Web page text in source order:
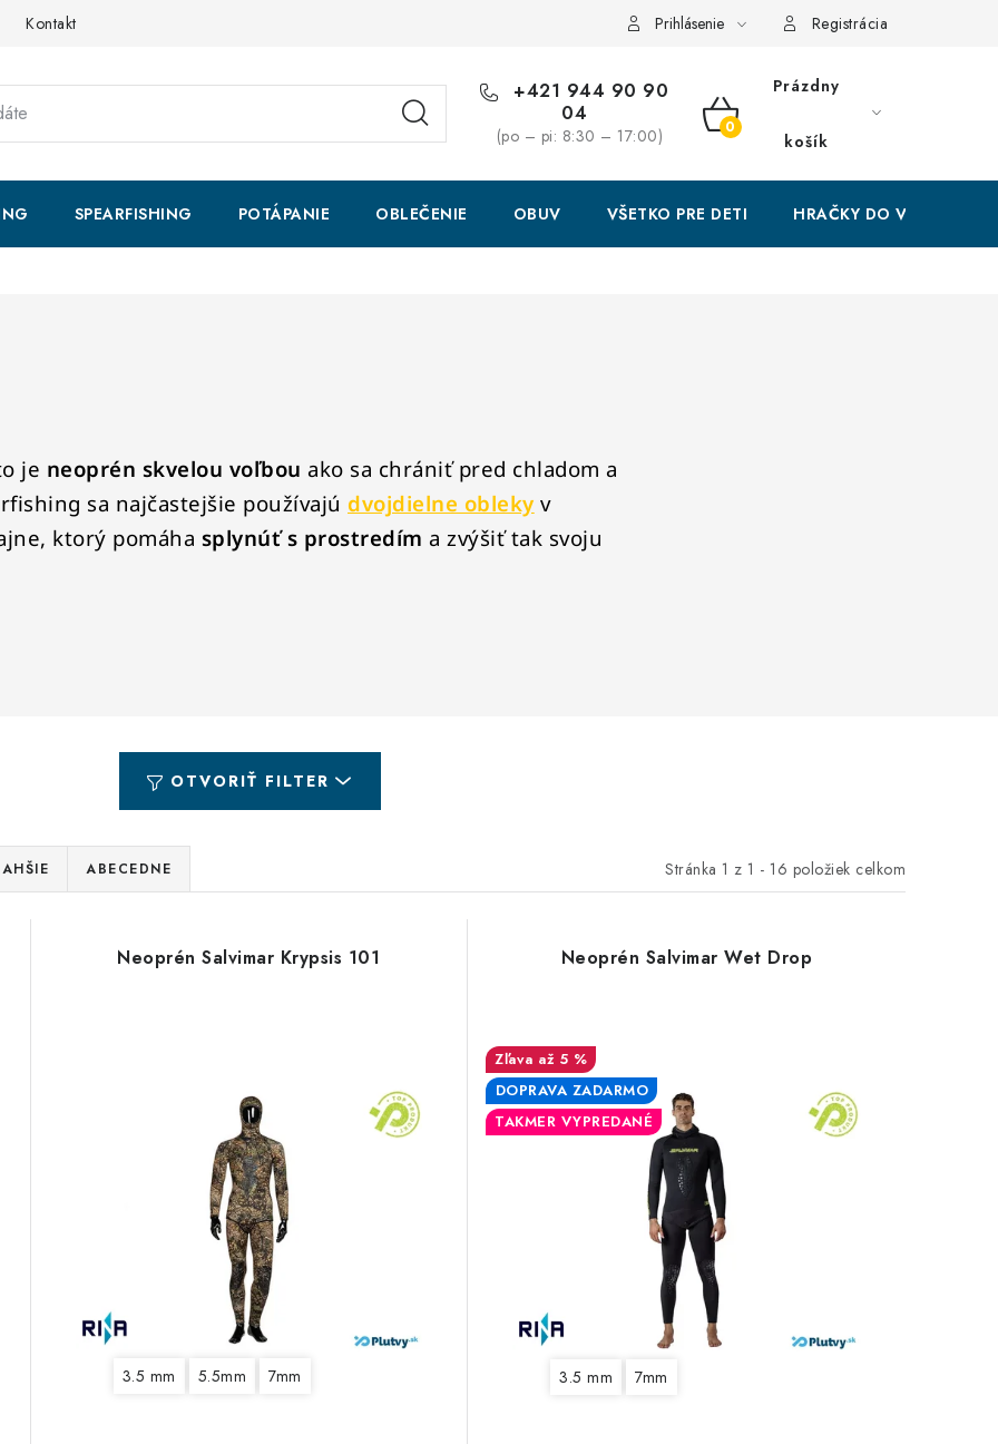
Kontakt Prihlásenie Registrácia
+421 944 90 90
04
(po – pi: 8:30 – 17:00)
NÁKUPNÝ
Prázdny
košík
SPEARFISHING POTÁPANIE OBLEČENIE OBUV VŠETKO PRE DETI HRAČKY DO VODY
je neoprén skvelou voľbou ako sa chrániť pred chladom a
sa najčastejšie používajú dvojdielne obleky v
ktorý pomáha splynúť s prostredím a zvýšiť tak svoju
OTVORIŤ FILTER
Stránka 1 z 1 - 16 položiek celkom
ABECEDNE
Neoprén Salvimar Krypsis 101
3.5 mm 5.5mm 7mm
Neoprén Salvimar Wet Drop
až 5 %
DOPRAVA ZADARMO
TAKMER VYPREDANÉ
3.5 mm 7mm